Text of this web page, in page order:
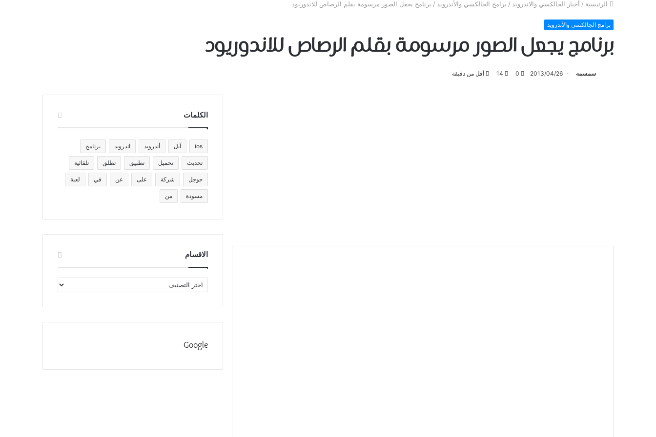
الرئيسية / أخبار الجالكسي والاندرويد / برامج الجالكسي والأندرويد / برنامج يجعل الصور مرسومة بقلم الرصاص للاندوريود
برامج الجالكسي والأندرويد
برنامج يجعل الصور مرسومة بقلم الرصاص للاندوريود
سمسمه 2013/04/26
0
14 أقل من دقيقة
الكلمات
ios آبل أندرويد اندرويد برنامج
تحديث تحميل تطبيق تطلق تلقائية
جوجل شركة على عن في لعبة
مسودة من
الاقسام
الاقسام
Google